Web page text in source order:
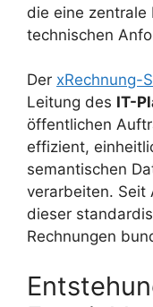
die eine zentrale
technischen
Der xRechnung-
Leitung des IT-
öffentlichen
effizient,
semantischen
verarbeiten. Seit
dieser
Rechnungen